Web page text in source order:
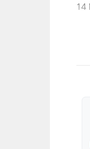
14